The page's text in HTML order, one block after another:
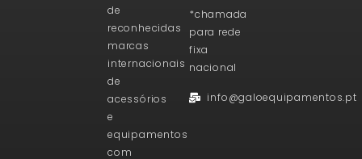
de
reconhecidas
marcas
internacionais
de
acessórios
e
equipamentos
com
*chamada
para rede
fixa
nacional
info@galoequipamentos.pt